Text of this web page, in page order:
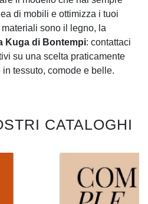
di mobili e ottimizza i tuoi
sono il legno, la
Kuga di Bontempi: contattaci
su una scelta praticamente
tessuto, comode e belle.
CATALOGHI